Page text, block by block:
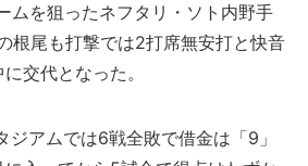
ムを狙ったネフタリ・ソト内野手
根尾も打撃では2打席無安打と快音
交代となった。
アムでは6戦全敗で借金は「9」